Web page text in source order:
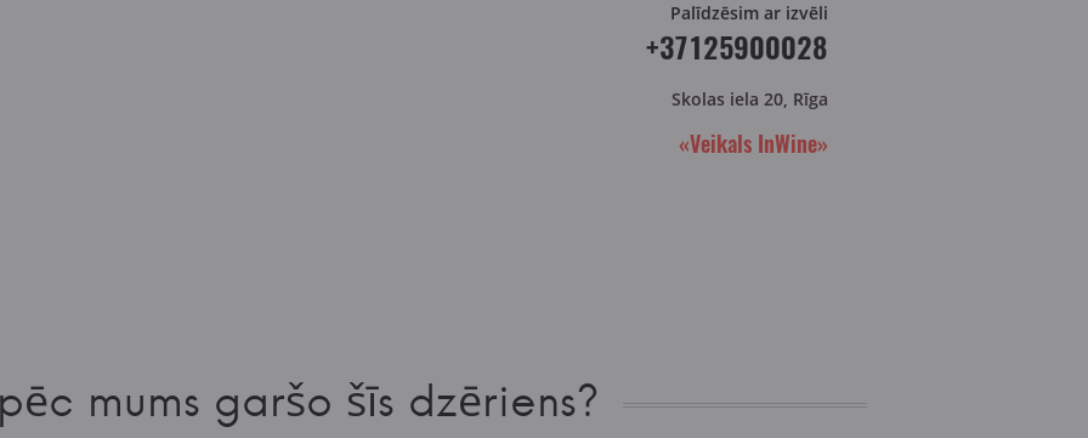
Palīdzēsim ar izvēli
+37125900028
Skolas iela 20, Rīga
«Veikals InWine»
mums garšo šīs dzēriens?